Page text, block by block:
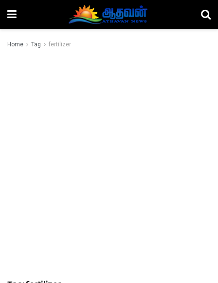
Home Tag fertilizer